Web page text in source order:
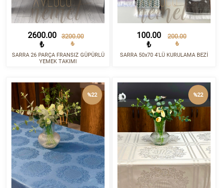
2600.00
₺
3200.00
₺
SARRA 26 PARÇA FRANSIZ GÜPÜRLÜ
YEMEK TAKIMI
100.00
₺
200.00
₺
SARRA 50x70 4'LÜ KURULAMA BEZİ
%22 %22